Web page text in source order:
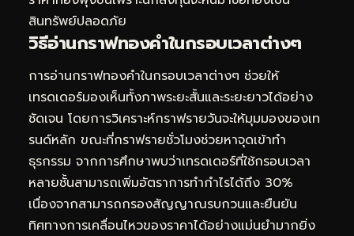
สินทรัพย์ปลอดภัย
วิธีอ่านกราฟทองคำในกรอบเวลาต่างๆ
การอ่านกราฟทองคำในกรอบเวลาต่างๆ ช่วยให้
เทรดเดอร์มองเห็นทั้งภาพระยะสั้นและระยะยาวได้อย่าง
ชัดเจน โดยการวิเคราะห์กราฟรายวันจะให้มุมมองของเท
รนด์หลัก ขณะที่กราฟรายชั่วโมงช่วยหาจุดเข้าทำ
ธุรกรรม จากการศึกษาพบว่าเทรดเดอร์ที่ใช้กรอบเวลา
หลายชั้นสามารถเพิ่มอัตราการทำกำไรได้ถึง 30%
เนื่องจากสามารถกรองสัญญาณรบกวนและยืนยัน
ทิศทางการเคลื่อนไหวของราคาได้อย่างแม่นยำมากยิ่ง